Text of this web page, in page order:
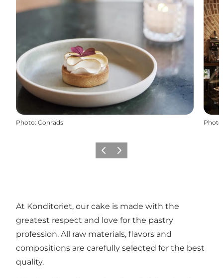
Photo: Conrads Photo
PrécédentSuivant
At Konditoriet, our cake is made with the
greatest respect and love for the pastry
profession. All raw materials, flavors and
compositions are carefully selected for the best
quality.